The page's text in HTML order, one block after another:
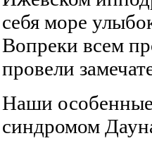
себя море
Вопреки всем
провели
Наши
синдромом